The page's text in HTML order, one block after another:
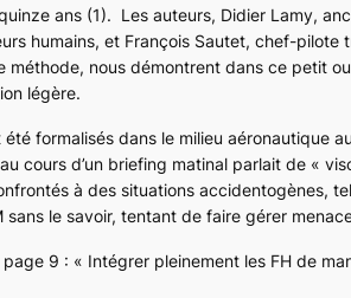
ans (1). Les auteurs, Didier Lamy,
humains, et François Sautet, chef-pilote
méthode, nous démontrent dans ce petit
légère.
formalisés dans le milieu aéronautique
cours d’un briefing matinal parlait de «
à des situations accidentogènes,
le savoir, tentant de faire gérer
9 : « Intégrer pleinement les FH de